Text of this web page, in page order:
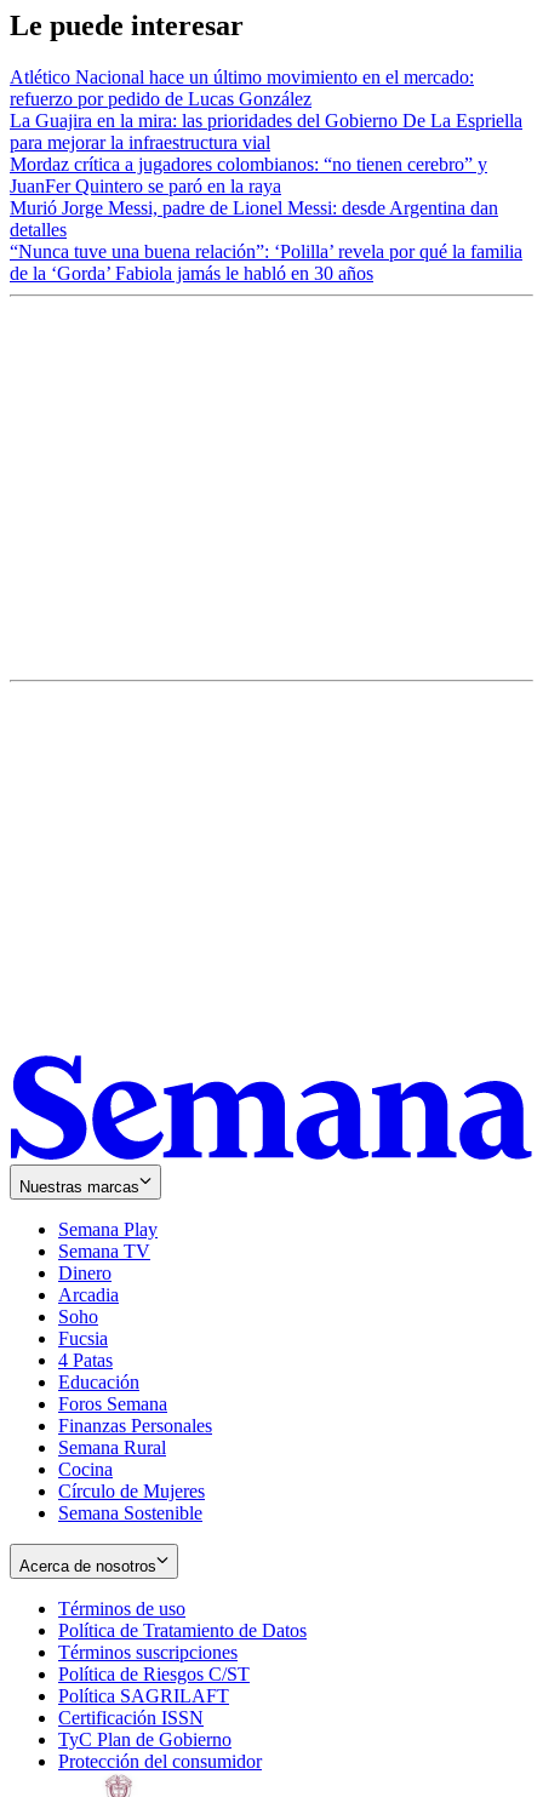
Le puede interesar
Atlético Nacional hace un último movimiento en el mercado:
refuerzo por pedido de Lucas González
La Guajira en la mira: las prioridades del Gobierno De La Espriella
para mejorar la infraestructura vial
Mordaz crítica a jugadores colombianos: “no tienen cerebro” y
JuanFer Quintero se paró en la raya
Murió Jorge Messi, padre de Lionel Messi: desde Argentina dan
detalles
“Nunca tuve una buena relación”: ‘Polilla’ revela por qué la familia
de la ‘Gorda’ Fabiola jamás le habló en 30 años
Nuestras marcas
Semana Play
Semana TV
Dinero
Arcadia
Soho
in
new
window
Fucsia
in
new
window
4 Patas
Educación
Foros Semana
Finanzas Personales
Semana Rural
Cocina
Círculo de Mujeres
Semana Sostenible
Acerca de nosotros
Términos de uso
in
new
window
Política de Tratamiento de Datos
Términos suscripciones
in
Política de Riesgos C/ST
Política SAGRILAFT
new
window
Certificación ISSN
in
new
TyC Plan de Gobierno
in
Protección del consumidorOpens